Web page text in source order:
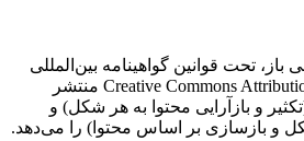
تحت قوانین گواهینامه بین‌المللی
Creative Commons Attribution 4.0 International License منتشر
و بازآرایی محتوا به هر شکل) و
و بازسازی بر اساس محتوا) را می‌دهد.